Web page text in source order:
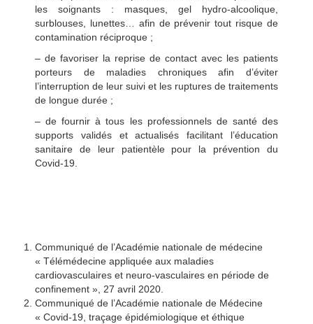
les soignants : masques, gel hydro-alcoolique,
surblouses, lunettes… afin de prévenir tout risque de
contamination réciproque ;
– de favoriser la reprise de contact avec les patients
porteurs de maladies chroniques afin d’éviter
l’interruption de leur suivi et les ruptures de traitements
de longue durée ;
– de fournir à tous les professionnels de santé des
supports validés et actualisés facilitant l’éducation
sanitaire de leur patientèle pour la prévention du
Covid-19.
Communiqué de l’Académie nationale de médecine
« Télémédecine appliquée aux maladies
cardiovasculaires et neuro-vasculaires en période de
confinement », 27 avril 2020.
Communiqué de l’Académie nationale de Médecine
« Covid-19, traçage épidémiologique et éthique